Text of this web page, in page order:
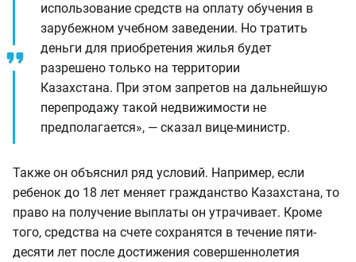
использование средств на оплату обучения в
зарубежном учебном заведении. Но тратить
деньги для приобретения жилья будет
разрешено только на территории
Казахстана. При этом запретов на дальнейшую
перепродажу такой недвижимости не
предполагается», — сказал вице-министр.
Также он объяснил ряд условий. Например, если
ребенок до 18 лет меняет гражданство Казахстана, то
право на получение выплаты он утрачивает. Кроме
того, средства на счете сохранятся в течение пяти-
десяти лет после достижения совершеннолетия